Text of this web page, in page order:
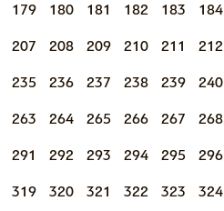
179 180 181 182 183 184
207 208 209 210 211 212
235 236 237 238 239 240
263 264 265 266 267 268
291 292 293 294 295 296
319 320 321 322 323 324